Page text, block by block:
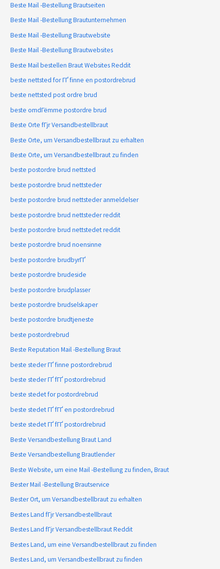
Beste Mail -Bestellung Brautseiten
Beste Mail -Bestellung Brautunternehmen
Beste Mail -Bestellung Brautwebsite
Beste Mail -Bestellung Brautwebsites
Beste Mail bestellen Braut Websites Reddit
beste nettsted for ГҐ finne en postordrebrud
beste nettsted post ordre brud
beste omdГёmme postordre brud
Beste Orte fГјr Versandbestellbraut
Beste Orte, um Versandbestellbraut zu erhalten
Beste Orte, um Versandbestellbraut zu finden
beste postordre brud nettsted
beste postordre brud nettsteder
beste postordre brud nettsteder anmeldelser
beste postordre brud nettsteder reddit
beste postordre brud nettstedet reddit
beste postordre brud noensinne
beste postordre brudbyrГҐ
beste postordre brudeside
beste postordre brudplasser
beste postordre brudselskaper
beste postordre brudtjeneste
beste postordrebrud
Beste Reputation Mail -Bestellung Braut
beste steder ГҐ finne postordrebrud
beste steder ГҐ fГҐ postordrebrud
beste stedet for postordrebrud
beste stedet ГҐ fГҐ en postordrebrud
beste stedet ГҐ fГҐ postordrebrud
Beste Versandbestellung Braut Land
Beste Versandbestellung Brautlender
Beste Website, um eine Mail -Bestellung zu finden, Braut
Bester Mail -Bestellung Brautservice
Bester Ort, um Versandbestellbraut zu erhalten
Bestes Land fГјr Versandbestellbraut
Bestes Land fГјr Versandbestellbraut Reddit
Bestes Land, um eine Versandbestellbraut zu finden
Bestes Land, um Versandbestellbraut zu finden